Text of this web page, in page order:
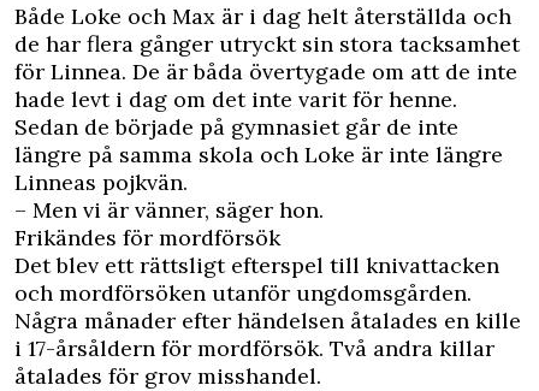
Både Loke och Max är i dag helt återställda och
de har flera gånger utryckt sin stora tacksamhet
för Linnea. De är båda övertygade om att de inte
hade levt i dag om det inte varit för henne.
Sedan de började på gymnasiet går de inte
längre på samma skola och Loke är inte längre
Linneas pojkvän.
– Men vi är vänner, säger hon.
Frikändes för mordförsök
Det blev ett rättsligt efterspel till knivattacken
och mordförsöken utanför ungdomsgården.
Några månader efter händelsen åtalades en kille
i 17-årsåldern för mordförsök. Två andra killar
åtalades för grov misshandel.